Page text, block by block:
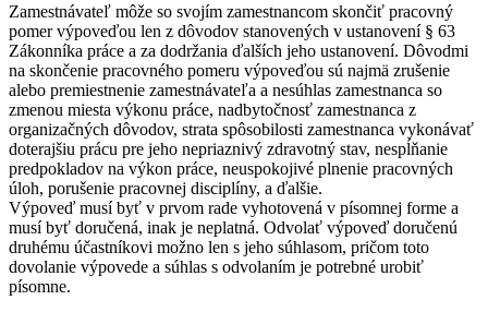
Zamestnávateľ môže so svojím zamestnancom skončiť pracovný
pomer výpoveďou len z dôvodov stanovených v ustanovení § 63
Zákonníka práce a za dodržania ďalších jeho ustanovení. Dôvodmi
na skončenie pracovného pomeru výpoveďou sú najmä zrušenie
alebo premiestnenie zamestnávateľa a nesúhlas zamestnanca so
zmenou miesta výkonu práce, nadbytočnosť zamestnanca z
organizačných dôvodov, strata spôsobilosti zamestnanca vykonávať
doterajšiu prácu pre jeho nepriaznivý zdravotný stav, nespĺňanie
predpokladov na výkon práce, neuspokojivé plnenie pracovných
úloh, porušenie pracovnej disciplíny, a ďalšie.
Výpoveď musí byť v prvom rade vyhotovená v písomnej forme a
musí byť doručená, inak je neplatná. Odvolať výpoveď doručenú
druhému účastníkovi možno len s jeho súhlasom, pričom toto
dovolanie výpovede a súhlas s odvolaním je potrebné urobiť
písomne.